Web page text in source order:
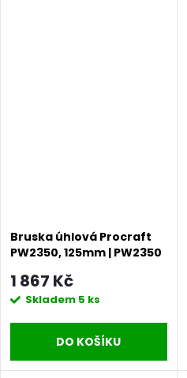
Bruska úhlová Procraft
PW2350, 125mm | PW2350
1 867 Kč
Skladem 5 ks
DO KOŠÍKU